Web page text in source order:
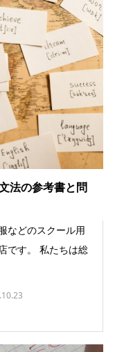
法の参考書と問
などのスクール用
です。 私たちは総